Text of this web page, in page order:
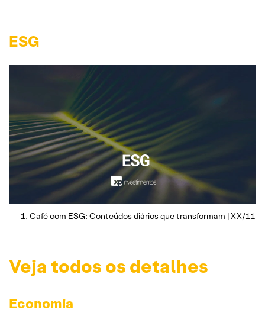
ESG
Café com ESG: Conteúdos diários que transformam | XX/11
Veja todos os detalhes
Economia